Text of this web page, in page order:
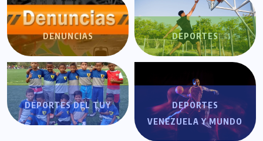
DENUNCIAS DEPORTES
DEPORTES DEL TUY
DEPORTES
VENEZUELA Y MUNDO